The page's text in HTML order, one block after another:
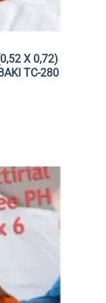
Χ 0,72)
TC-280